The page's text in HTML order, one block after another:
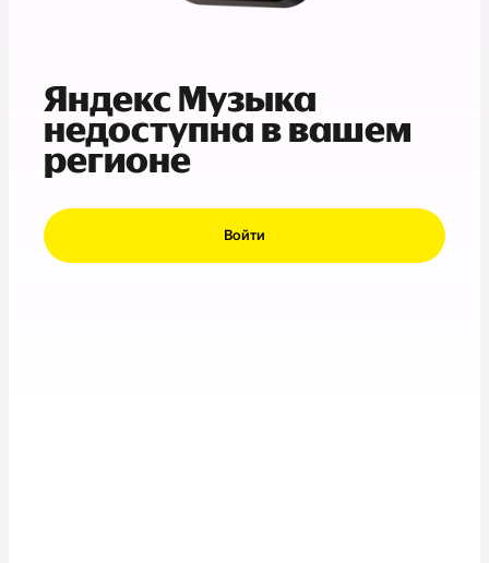
Яндекс Музыка
недоступна в вашем
регионе
Войти